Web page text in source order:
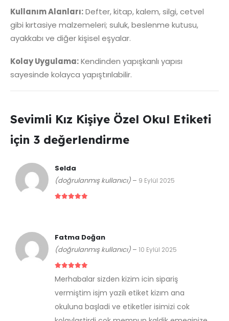
Kullanım Alanları:Defter, kitap, kalem, silgi, cetvel
gibi kırtasiye malzemeleri; suluk, beslenme kutusu,
ayakkabı ve diğer kişisel eşyalar.
Kolay Uygulama:Kendinden yapışkanlı yapısı
sayesinde kolayca yapıştırılabilir.
Sevimli Kız Kişiye Özel Okul Etiketi
için 3 değerlendirme
Selda
(doğrulanmış kullanıcı) – 9 Eylül 2025
Fatma Doğan
(doğrulanmış kullanıcı) – 10 Eylül 2025
Merhabalar sizden kizim icin sipariş
vermiştim isjm yazilı etiket kizım ana
okuluna başladi ve etiketler isimizi cok